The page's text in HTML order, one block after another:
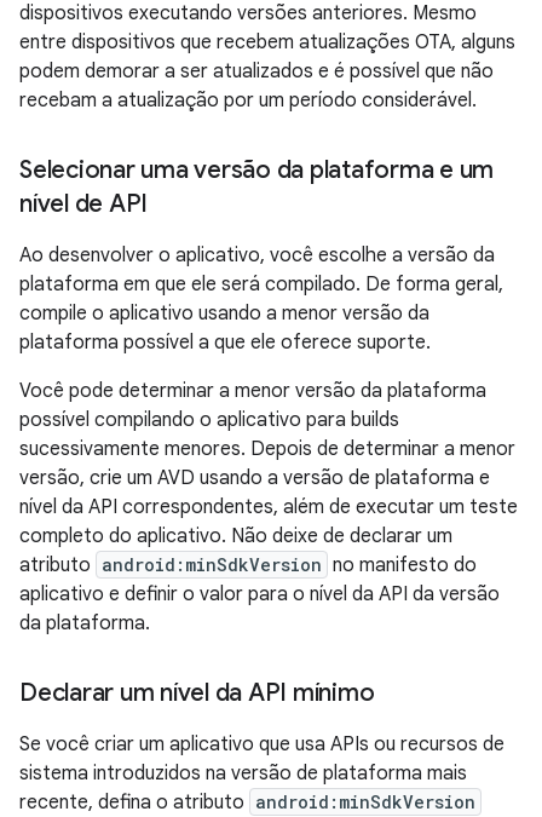
dispositivos executando versões anteriores. Mesmo
entre dispositivos que recebem atualizações OTA, alguns
podem demorar a ser atualizados e é possível que não
recebam a atualização por um período considerável.
Selecionar uma versão da plataforma e um
nível de API
Ao desenvolver o aplicativo, você escolhe a versão da
plataforma em que ele será compilado. De forma geral,
compile o aplicativo usando a menor versão da
plataforma possível a que ele oferece suporte.
Você pode determinar a menor versão da plataforma
possível compilando o aplicativo para builds
sucessivamente menores. Depois de determinar a menor
versão, crie um AVD usando a versão de plataforma e
nível da API correspondentes, além de executar um teste
completo do aplicativo. Não deixe de declarar um
atributo android:minSdkVersion no manifesto do
aplicativo e definir o valor para o nível da API da versão
da plataforma.
Declarar um nível da API mínimo
Se você criar um aplicativo que usa APIs ou recursos de
sistema introduzidos na versão de plataforma mais
recente, defina o atributo android:minSdkVersion